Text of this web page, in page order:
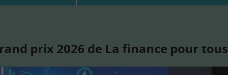
prix 2026 de La finance pour tous